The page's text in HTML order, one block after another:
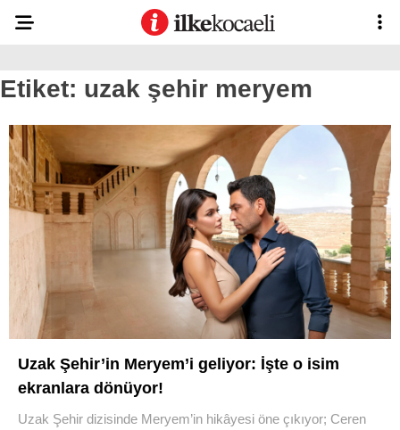
Etiket: uzak şehir meryem
Uzak Şehir’in Meryem’i geliyor: İşte o isim
ekranlara dönüyor!
Uzak Şehir dizisinde Meryem’in hikâyesi öne çıkıyor; Ceren